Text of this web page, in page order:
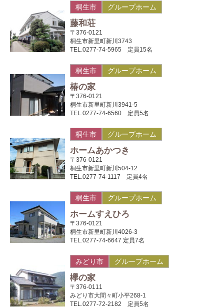
桐生市 グループホーム
藤和荘
〒376-0121
桐生市新里町新川3743
TEL.0277-74-5965 定員15名
桐生市 グループホーム
椿の家
〒376-0121
桐生市新里町新川3941-5
TEL.0277-74-6560 定員5名
桐生市 グループホーム
ホームあかつき
〒376-0121
桐生市新里町新川504-12
TEL.0277-74-1117 定員4名
桐生市 グループホーム
ホームすえひろ
〒376-0121
桐生市新里町新川4026-3
TEL.0277-74-6647 定員7名
みどり市 グループホーム
欅の家
〒376-0111
みどり市大間々町小平268-1
TEL.0277-72-2182 定員5名